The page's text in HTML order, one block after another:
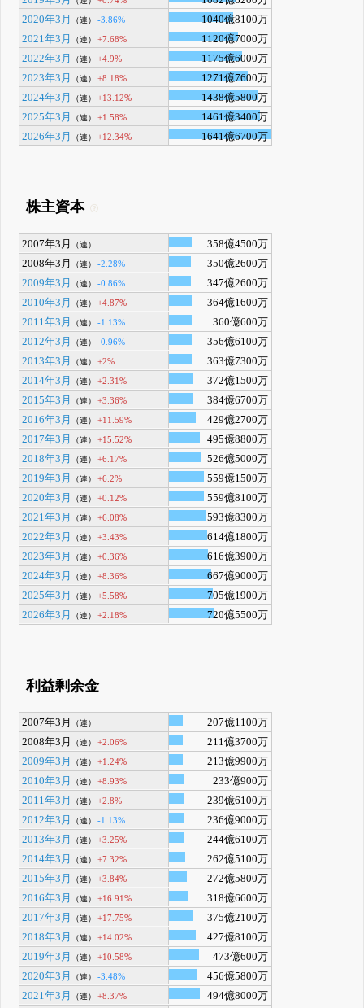
2020年3月
（連） -3.86%
1040億8100万
2021年3月
（連） +7.68%
1120億7000万
2022年3月
（連） +4.9%
1175億6000万
2023年3月
（連） +8.18%
1271億7600万
2024年3月
（連） +13.12%
1438億5800万
2025年3月
（連） +1.58%
1461億3400万
2026年3月
（連） +12.34% 1641億6700万
株主資本
2007年3月 （連）
358億4500万
2008年3月
（連） -2.28%
350億2600万
2009年3月
（連） -0.86%
347億2600万
2010年3月
（連） +4.87%
364億1600万
2011年3月
（連） -1.13%
360億600万
2012年3月
（連） -0.96%
356億6100万
2013年3月
（連） +2%
363億7300万
2014年3月
（連） +2.31%
372億1500万
2015年3月
（連） +3.36%
384億6700万
2016年3月
（連） +11.59%
429億2700万
2017年3月
（連） +15.52%
495億8800万
2018年3月
（連） +6.17%
526億5000万
2019年3月
（連） +6.2%
559億1500万
2020年3月
（連） +0.12%
559億8100万
2021年3月
（連） +6.08%
593億8300万
2022年3月
（連） +3.43%
614億1800万
2023年3月
（連） +0.36%
616億3900万
2024年3月
（連） +8.36%
667億9000万
2025年3月
（連） +5.58%
705億1900万
2026年3月
（連） +2.18% 720億5500万
利益剰余金
2007年3月 （連）
207億1100万
2008年3月
（連） +2.06%
211億3700万
2009年3月
（連） +1.24%
213億9900万
2010年3月
（連） +8.93%
233億900万
2011年3月
（連） +2.8%
239億6100万
2012年3月
（連） -1.13%
236億9000万
2013年3月
（連） +3.25%
244億6100万
2014年3月
（連） +7.32%
262億5100万
2015年3月
（連） +3.84%
272億5800万
2016年3月
（連） +16.91%
318億6600万
2017年3月
（連） +17.75%
375億2100万
2018年3月
（連） +14.02%
427億8100万
2019年3月
（連） +10.58%
473億600万
2020年3月
（連） -3.48%
456億5800万
2021年3月
（連） +8.37% 494億8000万